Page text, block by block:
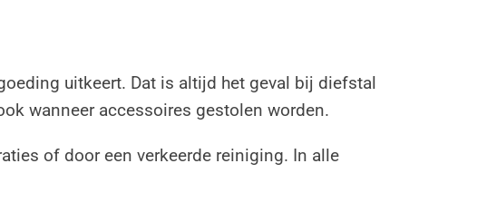
uitkeert. Dat is altijd het geval bij diefstal
wanneer accessoires gestolen worden.
of door een verkeerde reiniging. In alle